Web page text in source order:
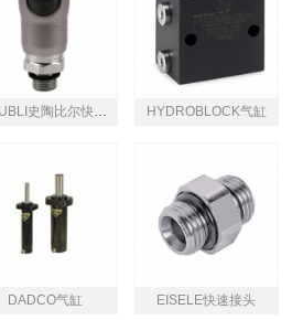
STAUBLI史陶比尔快速接头 HYDROBLOCK气缸
DADCO气缸 EISELE快速接头